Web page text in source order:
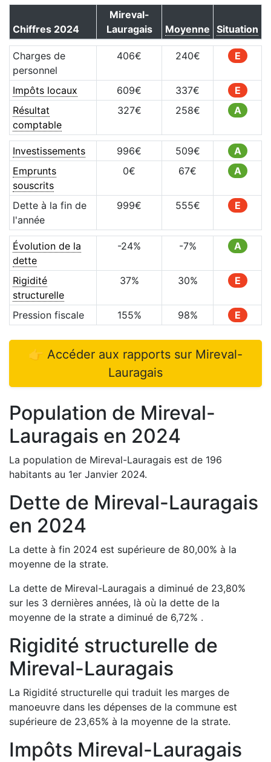
Chiffres 2024
Mireval-
Lauragais
Moyenne Situation
Charges de
personnel
406€ 240€ E
Impôts locaux 609€ 337€
E
Résultat
comptable
327€ 258€ A
Investissements 996€ 509€
A
Emprunts
souscrits
0€ 67€ A
Dette à la fin de
l'année
999€ 555€ E
Évolution de la
dette
-24% -7% A
Rigidité
structurelle
37% 30% E
Pression fiscale 155% 98% E
👉 Accéder aux rapports sur Mireval-
Lauragais
Population de Mireval-
Lauragais en 2024
La population de Mireval-Lauragais est de 196
habitants au 1er Janvier 2024.
Dette de Mireval-Lauragais
en 2024
La dette à fin 2024 est supérieure de 80,00% à la
moyenne de la strate.
La dette de Mireval-Lauragais a diminué de 23,80%
sur les 3 dernières années, là où la dette de la
moyenne de la strate a diminué de 6,72% .
Rigidité structurelle de
Mireval-Lauragais
La Rigidité structurelle qui traduit les marges de
manoeuvre dans les dépenses de la commune est
supérieure de 23,65% à la moyenne de la strate.
Impôts Mireval-Lauragais